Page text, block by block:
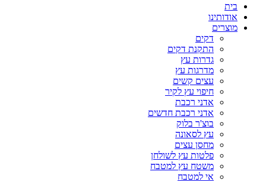
שנה לגופן נגיש/קריאבית
אודותינו
מוצרים
דקים
התקנת דקים
גדרות עץ
מדרגות עץ
עצים קשים
חיפוי עץ לקיר
אדני רכבת
אדני רכבת חדשים
בוצ'ר בלוק
עץ לסאונה
מחסן עצים
פלטות עץ לשולחן
משטח עץ למטבח
אי למטבח